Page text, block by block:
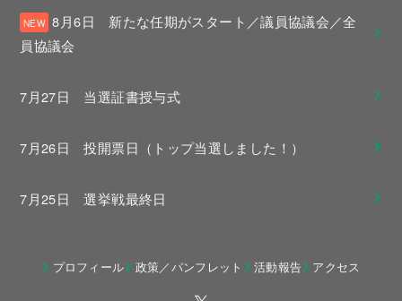
8月6日 新たな任期がスタート／議員協議会／全
員協議会
7月27日 当選証書授与式
7月26日 投開票日（トップ当選しました！）
7月25日 選挙戦最終日
プロフィール 政策／パンフレット 活動報告 アクセス